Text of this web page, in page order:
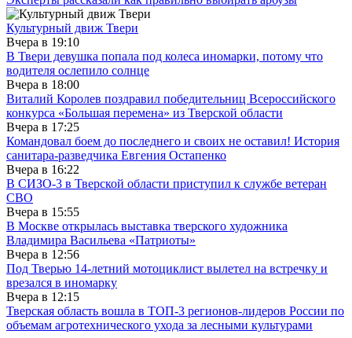
Культурный движ Твери
Вчера в 19:10
В Твери девушка попала под колеса иномарки, потому что
водителя ослепило солнце
Вчера в 18:00
Виталий Королев поздравил победительниц Всероссийского
конкурса «Большая перемена» из Тверской области
Вчера в 17:25
Командовал боем до последнего и своих не оставил! История
санитара-разведчика Евгения Остапенко
Вчера в 16:22
В СИЗО-3 в Тверской области приступил к службе ветеран
СВО
Вчера в 15:55
В Москве открылась выставка тверского художника
Владимира Васильева «Патриоты»
Вчера в 12:56
Под Тверью 14-летний мотоциклист вылетел на встречку и
врезался в иномарку
Вчера в 12:15
Тверская область вошла в ТОП-3 регионов-лидеров России по
объемам агротехнического ухода за лесными культурами